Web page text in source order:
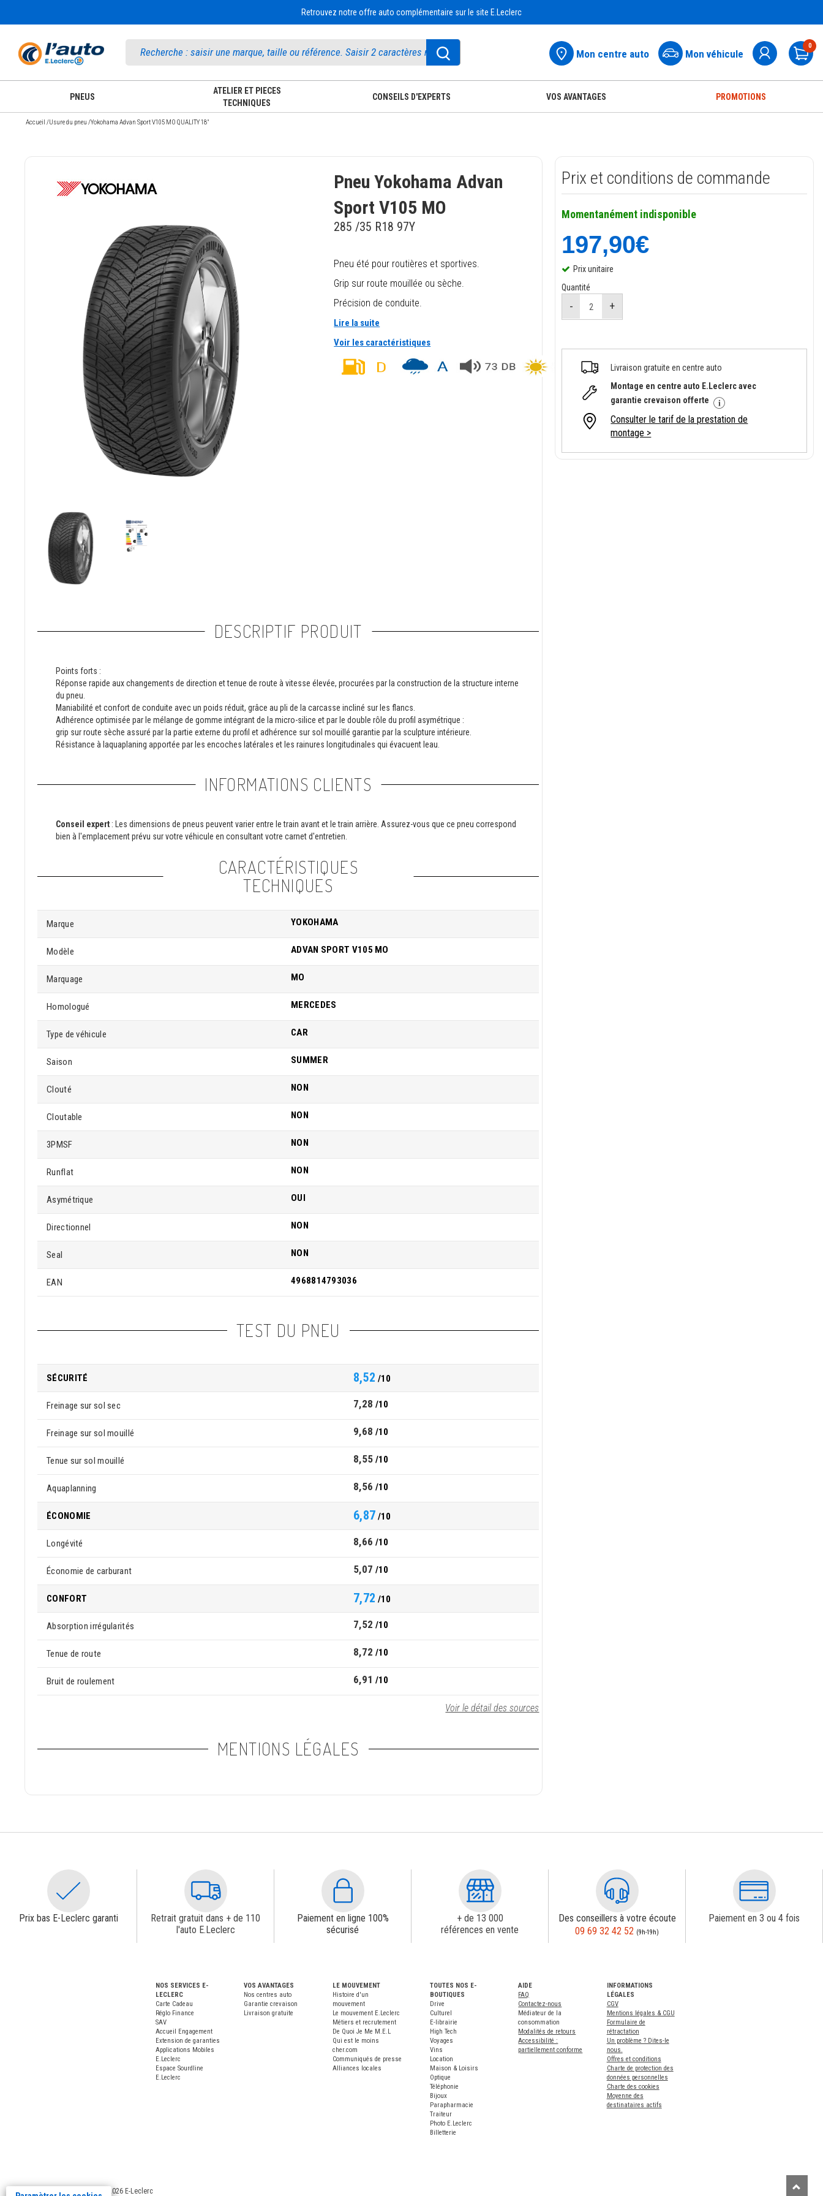
Retrouvez notre offre auto complémentaire sur le site E.Leclerc
Mon centre auto Mon véhicule
0
PNEUS
ATELIER ET PIECES
TECHNIQUES
CONSEILS D'EXPERTS VOS AVANTAGES PROMOTIONS
Accueil /Usure du pneu /Yokohama Advan Sport V105 MO QUALITY 18"
Pneu Yokohama Advan
Sport V105 MO
285 /35 R18 97Y
Pneu été pour routières et sportives.
Grip sur route mouillée ou sèche.
Précision de conduite.
Lire la suite
Voir les caractéristiques
DESCRIPTIF PRODUIT
Points forts :
Réponse rapide aux changements de direction et tenue de route à vitesse élevée, procurées par la construction de la structure interne
du pneu.
Maniabilité et confort de conduite avec un poids réduit, grâce au pli de la carcasse incliné sur les flancs.
Adhérence optimisée par le mélange de gomme intégrant de la micro-silice et par le double rôle du profil asymétrique :
grip sur route sèche assuré par la partie externe du profil et adhérence sur sol mouillé garantie par la sculpture intérieure.
Résistance à laquaplaning apportée par les encoches latérales et les rainures longitudinales qui évacuent leau.
INFORMATIONS CLIENTS
Conseil expert : Les dimensions de pneus peuvent varier entre le train avant et le train arrière. Assurez-vous que ce pneu correspond
bien à l'emplacement prévu sur votre véhicule en consultant votre carnet d'entretien.
CARACTÉRISTIQUES
TECHNIQUES
Marque YOKOHAMA
Modèle ADVAN SPORT V105 MO
Marquage MO
Homologué MERCEDES
Type de véhicule CAR
Saison SUMMER
Clouté NON
Cloutable NON
3PMSF NON
Runflat NON
Asymétrique OUI
Directionnel NON
Seal NON
EAN 4968814793036
TEST DU PNEU
SÉCURITÉ 8,52 /10
Freinage sur sol sec 7,28 /10
Freinage sur sol mouillé 9,68 /10
Tenue sur sol mouillé 8,55 /10
Aquaplanning 8,56 /10
ÉCONOMIE 6,87 /10
Longévité 8,66 /10
Économie de carburant 5,07 /10
CONFORT 7,72 /10
Absorption irrégularités 7,52 /10
Tenue de route 8,72 /10
Bruit de roulement 6,91 /10
Voir le détail des sources
MENTIONS LÉGALES
Prix et conditions de commande
Momentanément indisponible
197,90€
Prix unitaire
Quantité
Livraison gratuite en centre auto
Montage en centre auto E.Leclerc avec
garantie crevaison offerte
Consulter le tarif de la prestation de
montage >
Prix bas E-Leclerc garanti
Retrait gratuit dans + de 110
l'auto E.Leclerc
Paiement en ligne 100%
sécurisé
+ de 13 000
références en vente
Des conseillers à votre écoute
09 69 32 42 52 (9h-19h)
Paiement en 3 ou 4 fois
NOS SERVICES E-
LECLERC
Carte Cadeau
Réglo Finance
SAV
Accueil Engagement
Extension de garanties
Applications Mobiles
E.Leclerc
Espace Sourdline
E.Leclerc
VOS AVANTAGES
Nos centres auto
Garantie crevaison
Livraison gratuite
LE MOUVEMENT
Histoire d'un
mouvement
Le mouvement E.Leclerc
Métiers et recrutement
De Quoi Je Me M.E.L
Qui est le moins
cher.com
Communiqués de presse
Alliances locales
TOUTES NOS E-
BOUTIQUES
Drive
Culturel
E-librairie
High Tech
Voyages
Vins
Location
Maison & Loisirs
Optique
Téléphonie
Bijoux
Parapharmacie
Traiteur
Photo E.Leclerc
Billetterie
AIDE
FAQ
Contactez-nous
Médiateur de la
consommation
Modalités de retours
Accessibilité :
partiellement conforme
INFORMATIONS
LÉGALES
CGV
Mentions légales & CGU
Formulaire de
rétractation
Un problème ? Dites-le
nous.
Offres et conditions
Charte de protection des
données personnelles
Charte des cookies
Moyenne des
destinataires actifs
Copyright 2026 E-Leclerc